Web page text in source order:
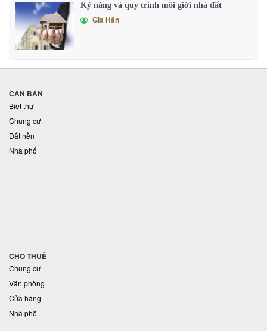
Kỹ năng và quy trình môi giới nhà đất
Gia Hân
CẦN BÁN
Biệt thự
Chung cư
Đất nền
Nhà phố
CHO THUÊ
Chung cư
Văn phòng
Cửa hàng
Nhà phố